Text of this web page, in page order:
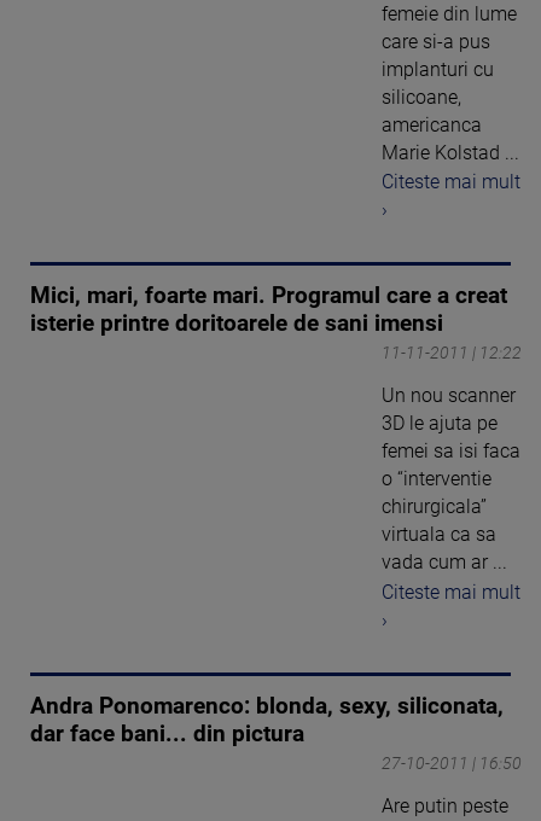
femeie din lume
care si-a pus
implanturi cu
silicoane,
americanca
Marie Kolstad ...
Citeste mai mult
›
Mici, mari, foarte mari. Programul care a creat
isterie printre doritoarele de sani imensi
11-11-2011 | 12:22
Un nou scanner
3D le ajuta pe
femei sa isi faca
o “interventie
chirurgicala”
virtuala ca sa
vada cum ar ...
Citeste mai mult
›
Andra Ponomarenco: blonda, sexy, siliconata,
dar face bani... din pictura
27-10-2011 | 16:50
Are putin peste